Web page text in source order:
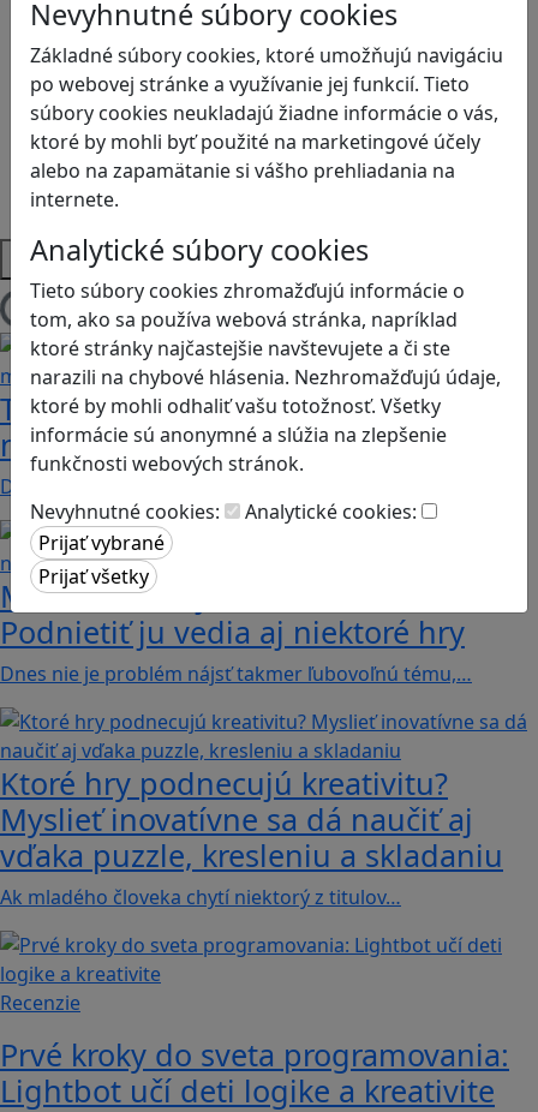
Nevyhnutné súbory cookies
Základné súbory cookies, ktoré umožňujú navigáciu
po webovej stránke a využívanie jej funkcií. Tieto
súbory cookies neukladajú žiadne informácie o vás,
ktoré by mohli byť použité na marketingové účely
alebo na zapamätanie si vášho prehliadania na
internete.
Analytické súbory cookies
Tieto súbory cookies zhromažďujú informácie o
tom, ako sa používa webová stránka, napríklad
ktoré stránky najčastejšie navštevujete a či ste
narazili na chybové hlásenia. Nezhromažďujú údaje,
ktoré by mohli odhaliť vašu totožnosť. Všetky
informácie sú anonymné a slúžia na zlepšenie
funkčnosti webových stránok.
Nevyhnutné cookies:
Analytické cookies:
Logické myslenie
Ľudské práva a tolerancia
Motorika a koncentrácia
Programovanie/Technika
Sociálne zručnosti a kooperácia
Strategické myslenie
Zdravie a pohyb
Platformy
Načítam blogy
Tick Tock: A Tale for Tw‪o je hra s
netradičnou mechanikou spolupráce
Dvaja hráči simultánne lúštia bizarné logické…
Manažovanie je často o kreativite.
Podnietiť ju vedia aj niektoré hry
Dnes nie je problém nájsť takmer ľubovoľnú tému,…
Ktoré hry podnecujú kreativitu?
Myslieť inovatívne sa dá naučiť aj
vďaka puzzle, kresleniu a skladaniu
Ak mladého človeka chytí niektorý z titulov…
Recenzie
Prvé kroky do sveta programovania:
Lightbot učí deti logike a kreativite